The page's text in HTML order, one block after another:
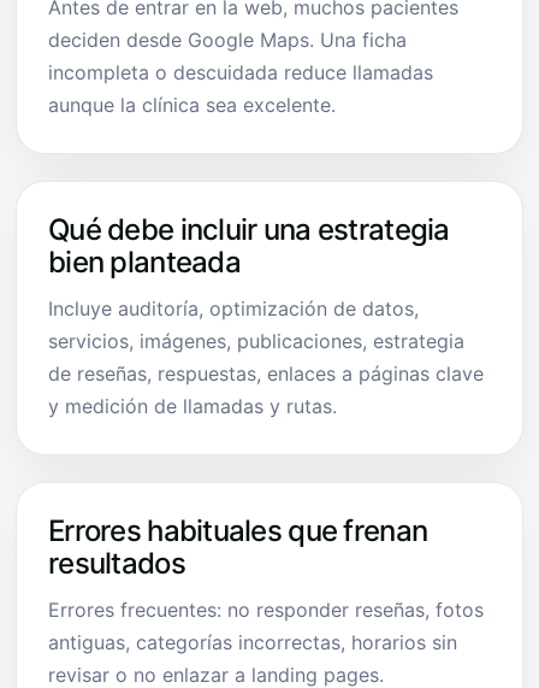
Antes de entrar en la web, muchos pacientes
deciden desde Google Maps. Una ficha
incompleta o descuidada reduce llamadas
aunque la clínica sea excelente.
Qué debe incluir una estrategia
bien planteada
Incluye auditoría, optimización de datos,
servicios, imágenes, publicaciones, estrategia
de reseñas, respuestas, enlaces a páginas clave
y medición de llamadas y rutas.
Errores habituales que frenan
resultados
Errores frecuentes: no responder reseñas, fotos
antiguas, categorías incorrectas, horarios sin
revisar o no enlazar a landing pages.